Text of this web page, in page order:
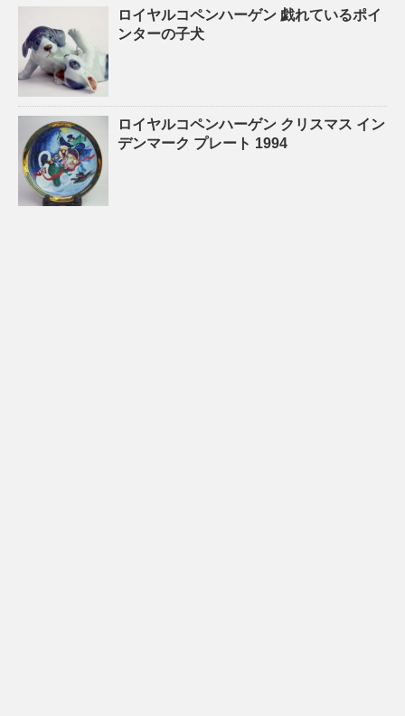
ロイヤルコペンハーゲン 戯れているポイ
ンターの子犬
ロイヤルコペンハーゲン クリスマス イン
デンマーク プレート 1994